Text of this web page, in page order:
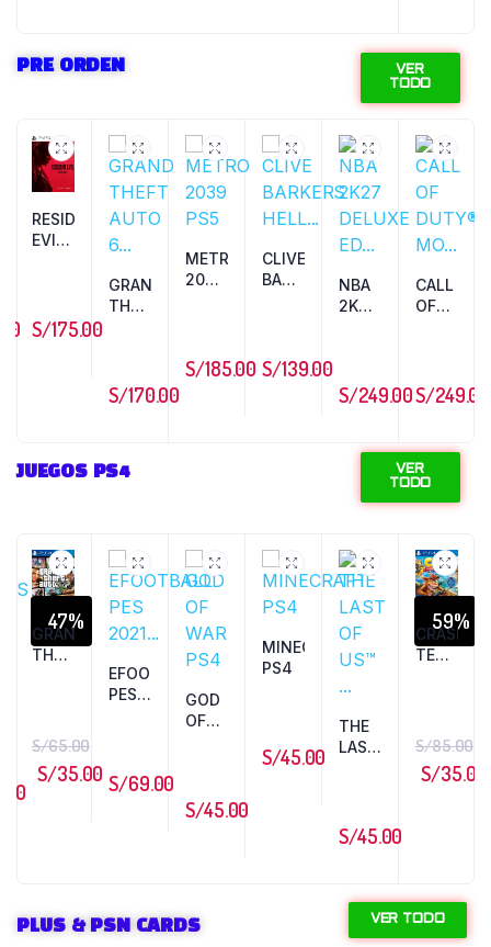
PRE ORDEN
VER
TODO
RESIDENT
EVIL
S/175.00
GRAND
THEFT
S/170.00
METRO
2039
S/185.00
CLIVE
BARKERS
S/139.00
NBA
2K27
S/249.00
CALL
OF
S/249.00
JUEGOS PS4
VER
TODO
47%
GRAND
THEFT
S/65.00
S/35.00
EFOOTBALL
PES
S/69.00
GOD
OF
S/45.00
MINECRAFT
PS4
S/45.00
THE
LAST
S/45.00
59%
CRASH™
TEAM
S/85.00
S/35.00
PLUS & PSN CARDS VER TODO